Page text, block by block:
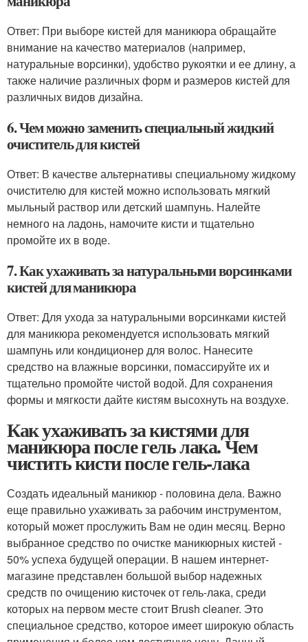
Ответ: При выборе кистей для маникюра обращайте
внимание на качество материалов (например,
натуральные ворсинки), удобство рукоятки и ее длину, а
также наличие различных форм и размеров кистей для
различных видов дизайна.
6. Чем можно заменить специальный жидкий
очиститель для кистей
Ответ: В качестве альтернативы специальному жидкому
очистителю для кистей можно использовать мягкий
мыльный раствор или детский шампунь. Налейте
немного на ладонь, намочите кисти и тщательно
промойте их в воде.
7. Как ухаживать за натуральными ворсинками
кистей для маникюра
Ответ: Для ухода за натуральными ворсинками кистей
для маникюра рекомендуется использовать мягкий
шампунь или кондиционер для волос. Нанесите
средство на влажные ворсинки, помассируйте их и
тщательно промойте чистой водой. Для сохранения
формы и мягкости дайте кистям высохнуть на воздухе.
Как ухаживать за кистями для
маникюра после гель лака. Чем
чистить кисти после гель-лака
Создать идеальный маникюр - половина дела. Важно
еще правильно ухаживать за рабочим инструментом,
который может прослужить Вам не один месяц. Верно
выбранное средство по очистке маникюрных кистей -
50% успеха будущей операции. В нашем интернет-
магазине представлен большой выбор надежных
средств по очищению кисточек от гель-лака, среди
которых на первом месте стоит Brush cleaner. Это
специальное средство, которое имеет широкую область